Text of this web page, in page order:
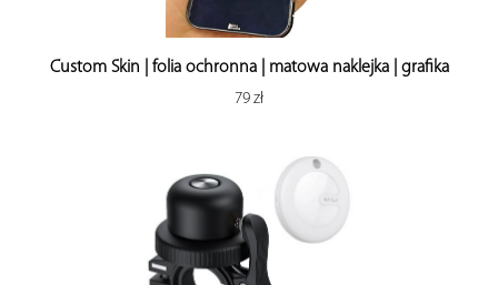
Custom Skin | folia ochronna | matowa naklejka | grafika
79 zł